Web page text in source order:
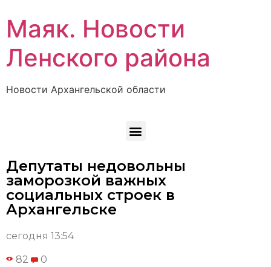
Маяк. Новости
Ленского района
Новости Архангельской области
Депутаты недовольны
заморозкой важных
социальных строек в
Архангельске
сегодня 13:54
82 0